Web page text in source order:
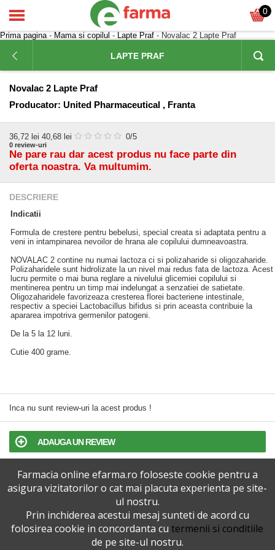
0
Prima pagina- Mama si copilul - Lapte Praf - Novalac 2 Lapte Praf
LAPTE PRAF
Novalac 2 Lapte Praf
Producator: United Pharmaceutical , Franta
36,72 lei 40,68 lei 0/5
0 review-uri
Ne pare rau dar acest produs nu face parte din
oferta noastra. Va multumim.
DESCRIERE
Indicatii
Formula de crestere pentru bebelusi, special creata si adaptata pentru a
veni in intampinarea nevoilor de hrana ale copilului dumneavoastra.
NOVALAC 2 contine nu numai lactoza ci si polizaharide si oligozaharide.
Polizaharidele sunt hidrolizate la un nivel mai redus fata de lactoza. Acest
lucru permite o mai buna reglare a nivelului glicemiei copilului si
mentinerea pentru un timp mai indelungat a senzatiei de satietate.
Oligozaharidele favorizeaza cresterea florei bacteriene intestinale,
respectiv a speciei Lactobacillus bifidus si prin aceasta contribuie la
apararea impotriva germenilor patogeni.
De la 5 la 12 luni.
Cutie 400 grame.
Inca nu sunt review-uri la acest produs !
ADAUGA UN REVIEW
TERMENI SI CONDITII
POLITICA DE CONFIDENTIALITATE
VERSIUNEA DESKTOP
Farmacia online efarma.ro foloseste cookie pentru a
asigura vizitatorilor o cat mai placuta experienta pe site-
ul nostru.
Prin inchiderea acestui mesaj sunteti de acord cu
folosirea cookie in concordanta cu termenii si conditiile
de pe site-ul nostru.